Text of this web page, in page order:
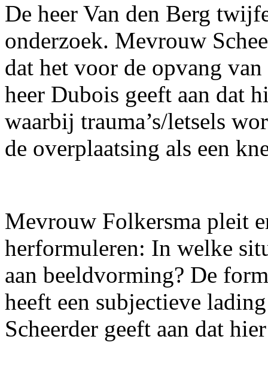
De heer Van den Berg
onderzoek. Mevrouw
dat het voor de opvang
heer Dubois geeft aan dat
waarbij trauma’s/letsels
de overplaatsing als een
Mevrouw Folkersma pleit
herformuleren: In welke
aan beeldvorming? De
heeft een subjectieve
Scheerder geeft aan dat